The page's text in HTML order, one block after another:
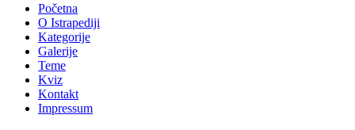
Početna
O Istrapediji
Kategorije
Galerije
Teme
Kviz
Kontakt
Impressum